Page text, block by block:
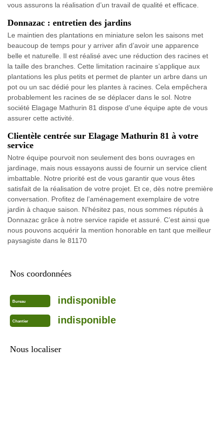
vous assurons la réalisation d’un travail de qualité et efficace.
Donnazac : entretien des jardins
Le maintien des plantations en miniature selon les saisons met
beaucoup de temps pour y arriver afin d’avoir une apparence
belle et naturelle. Il est réalisé avec une réduction des racines et
la taille des branches. Cette limitation racinaire s’applique aux
plantations les plus petits et permet de planter un arbre dans un
pot ou un sac dédié pour les plantes à racines. Cela empêchera
probablement les racines de se déplacer dans le sol. Notre
société Elagage Mathurin 81 dispose d'une équipe apte de vous
assurer cette activité.
Clientèle centrée sur Elagage Mathurin 81 à votre
service
Notre équipe pourvoit non seulement des bons ouvrages en
jardinage, mais nous essayons aussi de fournir un service client
imbattable. Notre priorité est de vous garantir que vous êtes
satisfait de la réalisation de votre projet. Et ce, dès notre première
conversation. Profitez de l’aménagement exemplaire de votre
jardin à chaque saison. N’hésitez pas, nous sommes réputés à
Donnazac grâce à notre service rapide et assuré. C’est ainsi que
nous pouvons acquérir la mention honorable en tant que meilleur
paysagiste dans le 81170
Nos coordonnées
Bureau indisponible
Chantier indisponible
Nous localiser